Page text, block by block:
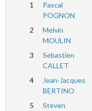
1
Pascal
POGNON
2
Melvin
MOULIN
3
Sebastien
CALLET
4
Jean-Jacques
BERTINO
5
Steven